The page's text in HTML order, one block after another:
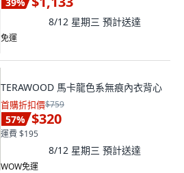
8/12 星期三 預計送達
免運
TERAWOOD 馬卡龍色系無痕內衣背心
首購折扣價$759
57% $320
運費 $195
8/12 星期三 預計送達
WOW免運